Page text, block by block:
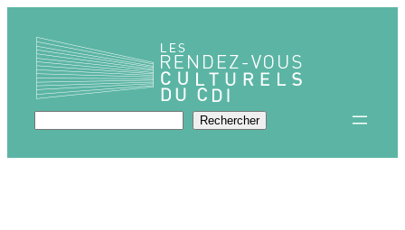
contenu
Rechercher Rechercher